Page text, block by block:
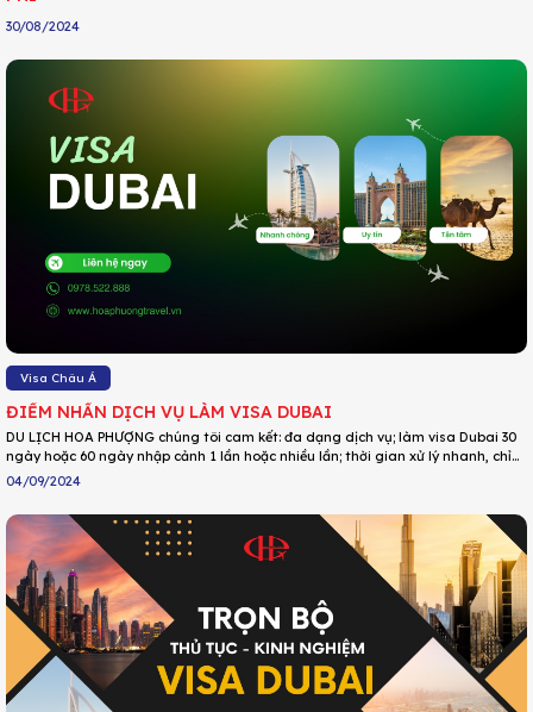
30/08/2024
Visa Châu Á
ĐIỂM NHẤN DỊCH VỤ LÀM VISA DUBAI
DU LỊCH HOA PHƯỢNG chúng tôi cam kết: đa dạng dịch vụ; làm visa Dubai 30
ngày hoặc 60 ngày nhập cảnh 1 lần hoặc nhiều lần; thời gian xử lý nhanh, chỉ
1-2 ngày làm việc là có kết quả; giá trọn gói, bao gồm phí visa, phí bảo hiểm
và phí dịch vụ; thẩm định trung thực hồ sơ visa, tư vấn chuyên sâu, nâng tỷ lệ
đậu visa lên mức cao nhất; hướng dẫn Thủ tục xin visa Dubai đơn giản, giấy tờ
tinh gọn,…
04/09/2024